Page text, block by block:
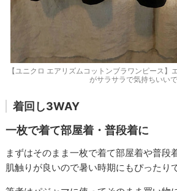
【ユニクロ エアリズムコットンブラワンピース】
がサラサラで気持ちいい
着回し3WAY
一枚で着て部屋着・普段着に
まずはそのまま一枚で着て部屋着や普段
肌触りが良いので暑い時期にもぴったり